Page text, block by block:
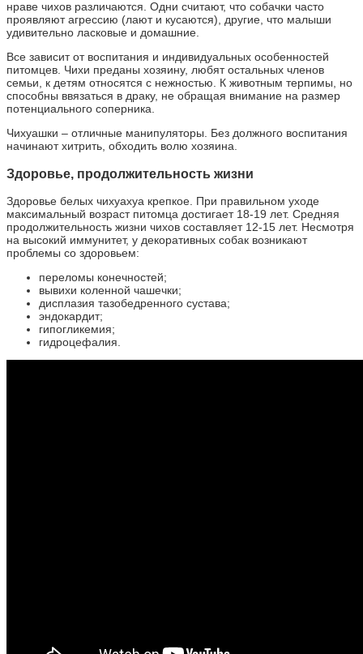
нраве чихов различаются. Одни считают, что собачки часто
проявляют агрессию (лают и кусаются), другие, что малыши
удивительно ласковые и домашние.
Все зависит от воспитания и индивидуальных особенностей
питомцев. Чихи преданы хозяину, любят остальных членов
семьи, к детям относятся с нежностью. К животным терпимы, но
способны ввязаться в драку, не обращая внимание на размер
потенциального соперника.
Чихуашки – отличные манипуляторы. Без должного воспитания
начинают хитрить, обходить волю хозяина.
Здоровье, продолжительность жизни
Здоровье белых чихуахуа крепкое. При правильном уходе
максимальный возраст питомца достигает 18-19 лет. Средняя
продолжительность жизни чихов составляет 12-15 лет. Несмотря
на высокий иммунитет, у декоративных собак возникают
проблемы со здоровьем:
переломы конечностей;
вывихи коленной чашечки;
дисплазия тазобедренного сустава;
эндокардит;
гипогликемия;
гидроцефалия.